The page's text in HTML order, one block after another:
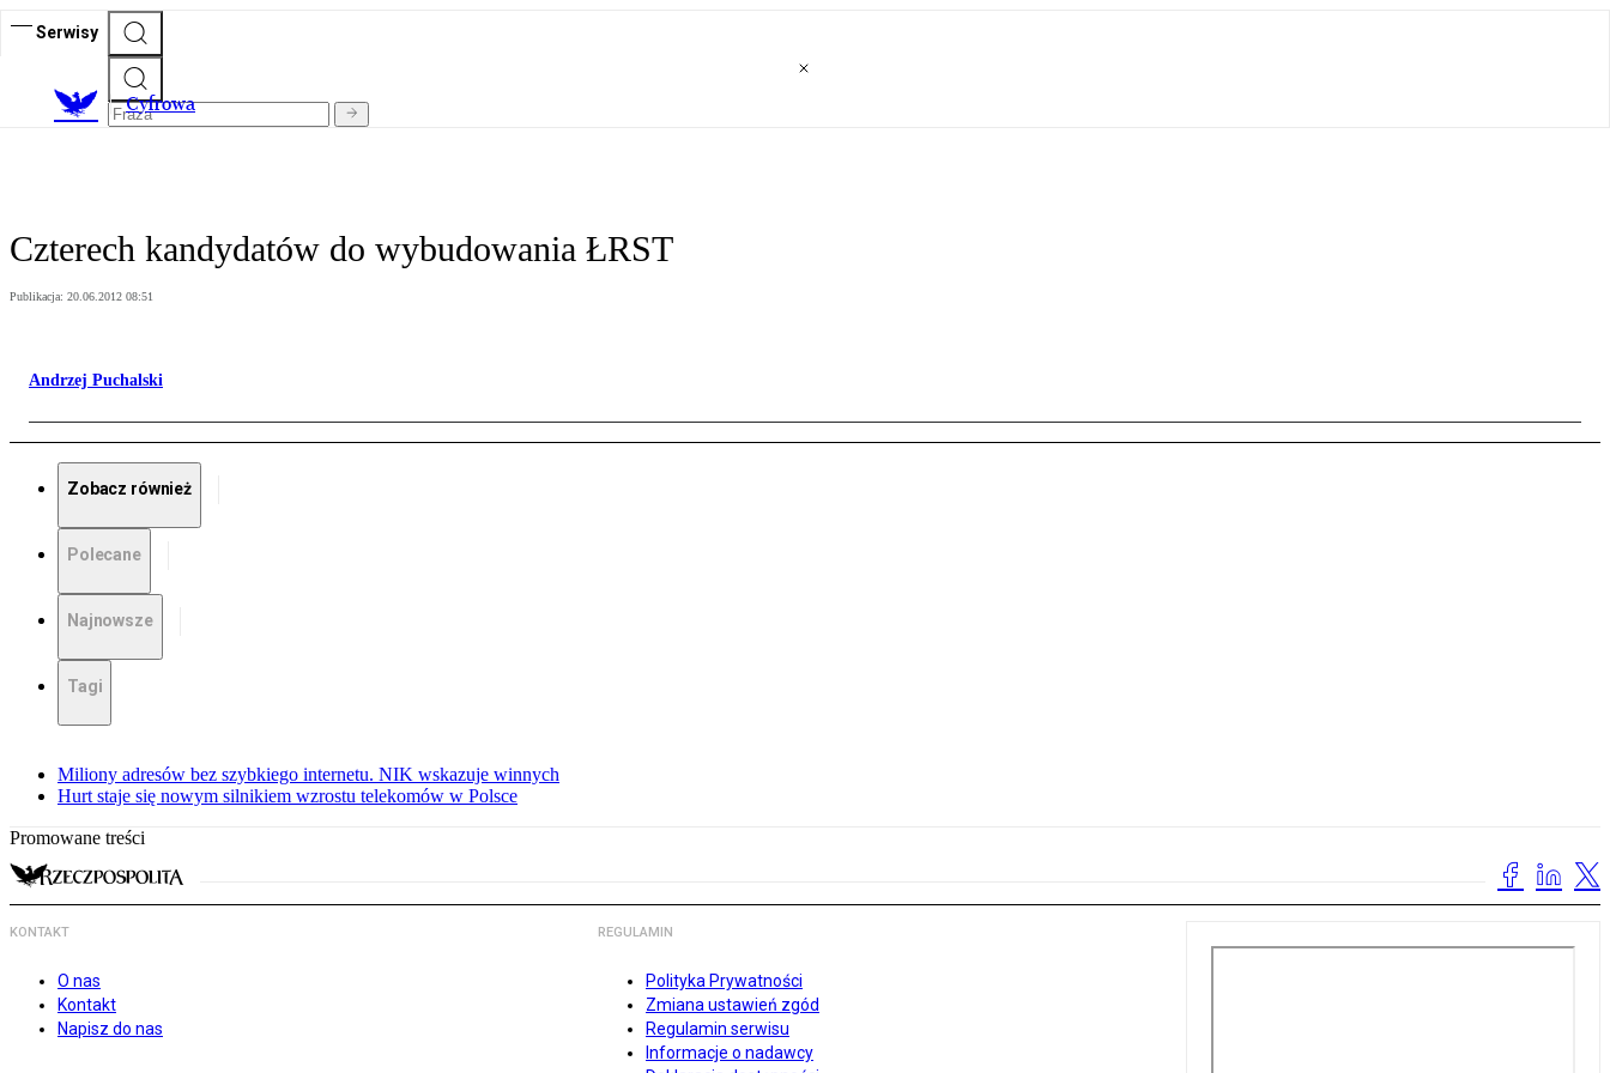
Serwisy
Cyfrowa
Czterech kandydatów do wybudowania ŁRST
Publikacja: 20.06.2012 08:51
Andrzej Puchalski
Zobacz również
Polecane
Najnowsze
Tagi
Miliony adresów bez szybkiego internetu. NIK wskazuje winnych
Hurt staje się nowym silnikiem wzrostu telekomów w Polsce
Promowane treści
KONTAKT
O nas
Kontakt
Napisz do nas
REGULAMIN
Polityka Prywatności
Zmiana ustawień zgód
Regulamin serwisu
Informacje o nadawcy